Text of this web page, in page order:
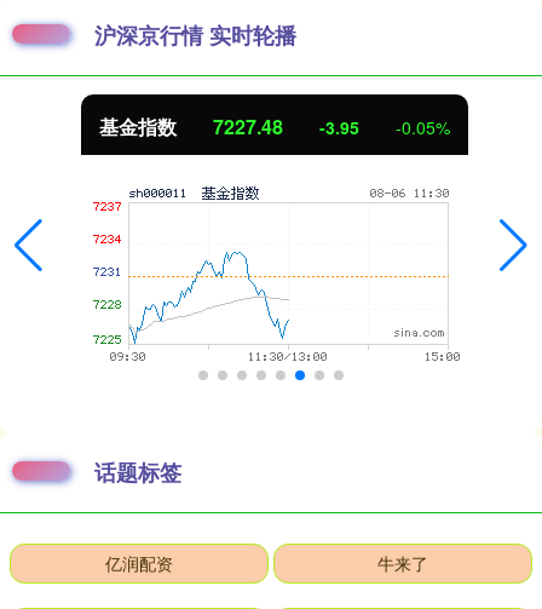
沪深京行情 实时轮播
基金指数 7227.48 -3.95 -0.05%
话题标签
亿润配资 牛来了